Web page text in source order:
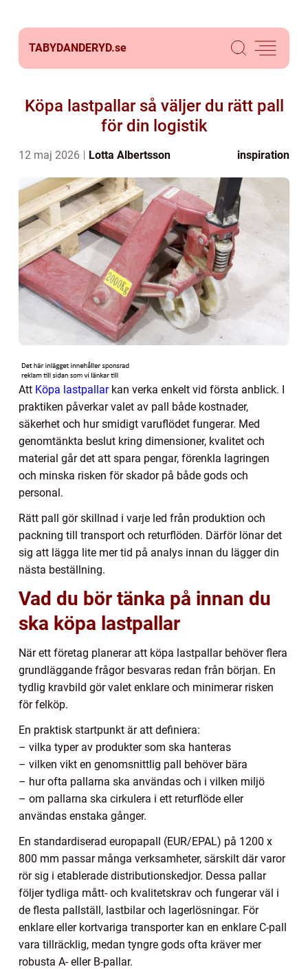
TABYDANDERYD.se
Köpa lastpallar så väljer du rätt pall
för din logistik
12 maj 2026 Lotta Albertsson inspiration
Att Köpa lastpallarkan verka enkelt vid första anblick. I
praktiken påverkar valet av pall både kostnader,
säkerhet och hur smidigt varuflödet fungerar. Med
genomtänkta beslut kring dimensioner, kvalitet och
material går det att spara pengar, förenkla lagringen
och minska risken för skador på både gods och
personal.
Rätt pall gör skillnad i varje led från produktion och
packning till transport och returflöden. Därför lönar det
sig att lägga lite mer tid på analys innan du lägger din
nästa beställning.
Vad du bör tänka på innan du
ska köpa lastpallar
När ett företag planerar att köpa lastpallar behöver flera
grundläggande frågor besvaras redan från början. En
tydlig kravbild gör valet enklare och minimerar risken
för felköp.
En praktisk startpunkt är att definiera:
– vilka typer av produkter som ska hanteras
– vilken vikt en genomsnittlig pall behöver bära
– hur ofta pallarna ska användas och i vilken miljö
– om pallarna ska cirkulera i ett returflöde eller
användas enstaka gånger.
En standardiserad europapall (EUR/EPAL) på 1200 x
800 mm passar många verksamheter, särskilt där varor
rör sig i etablerade distributionskedjor. Dessa pallar
följer tydliga mått- och kvalitetskrav och fungerar väl i
de flesta pallställ, lastbilar och lagerlösningar. För
enklare eller kortvariga transporter kan en enklare C-pall
vara tillräcklig, medan tyngre gods ofta kräver mer
robusta A- eller B-pallar.